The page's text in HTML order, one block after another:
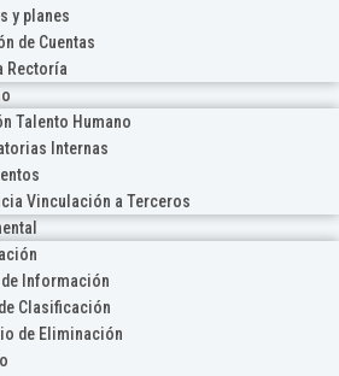
y planes
de Cuentas
Rectoría
Talento Humano
Internas
Vinculación a Terceros
Información
Clasificación
de Eliminación